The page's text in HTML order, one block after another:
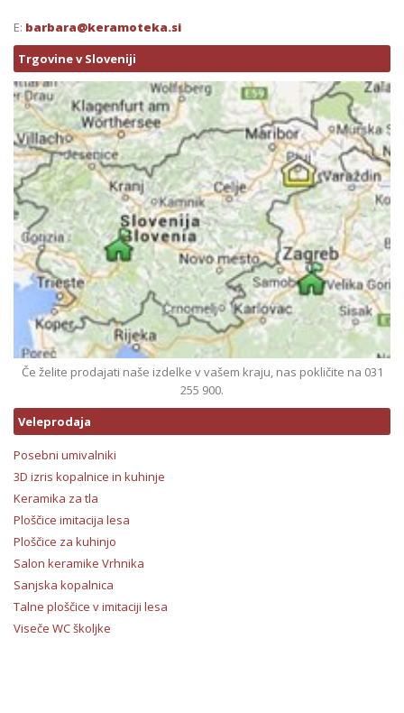
E: barbara@keramoteka.si
Trgovine v Sloveniji
Če želite prodajati naše izdelke v vašem kraju, nas pokličite na 031
255 900.
Veleprodaja
Posebni umivalniki
3D izris kopalnice in kuhinje
Keramika za tla
Ploščice imitacija lesa
Ploščice za kuhinjo
Salon keramike Vrhnika
Sanjska kopalnica
Talne ploščice v imitaciji lesa
Viseče WC školjke